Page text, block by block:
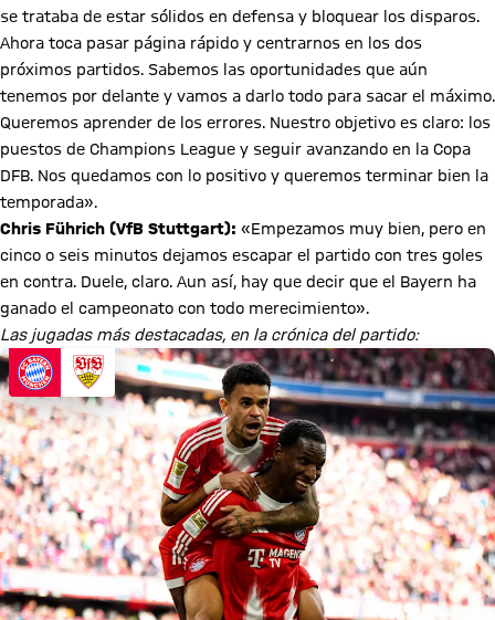
se trataba de estar sólidos en defensa y bloquear los disparos.
Ahora toca pasar página rápido y centrarnos en los dos
próximos partidos. Sabemos las oportunidades que aún
tenemos por delante y vamos a darlo todo para sacar el máximo.
Queremos aprender de los errores. Nuestro objetivo es claro: los
puestos de Champions League y seguir avanzando en la Copa
DFB. Nos quedamos con lo positivo y queremos terminar bien la
temporada».
Chris Führich (VfB Stuttgart): «Empezamos muy bien, pero en
cinco o seis minutos dejamos escapar el partido con tres goles
en contra. Duele, claro. Aun así, hay que decir que el Bayern ha
ganado el campeonato con todo merecimiento».
Las jugadas más destacadas, en la crónica del partido: